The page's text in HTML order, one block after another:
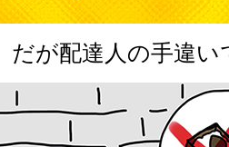
だが配達人の手違い